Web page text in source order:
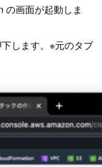
の画面が起動しま
します。※元のタブ